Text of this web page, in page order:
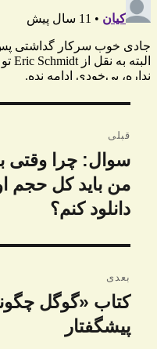
نوشته
قبلی
نوشته
قبلی:
سوال: چرا وقتی
من باید کل حجم
دانلود کنم؟
بعدی
نوشته
بعدی:
کتاب «گوگل
پیشگفتار